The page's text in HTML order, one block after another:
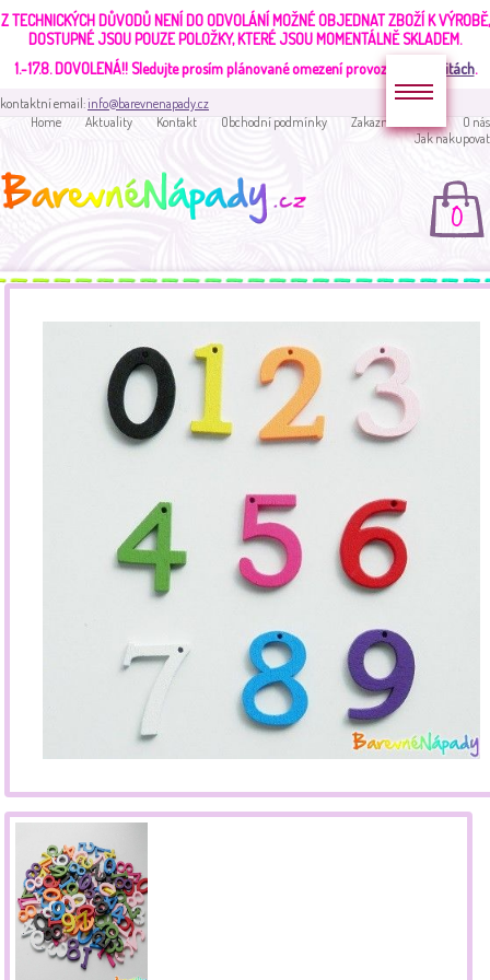
Z TECHNICKÝCH DŮVODŮ NENÍ DO ODVOLÁNÍ MOŽNÉ OBJEDNAT ZBOŽÍ K VÝROBĚ,
DOSTUPNÉ JSOU POUZE POLOŽKY, KTERÉ JSOU MOMENTÁLNĚ SKLADEM.
1.-17.8. DOVOLENÁ!!Sledujte prosím plánované omezení provozu v aktualitách.
kontaktní email:info@barevnenapady.cz
Home
Aktuality Kontakt Obchodní podmínky Zakaznická sekce
O nás
Jak nakupovat
0